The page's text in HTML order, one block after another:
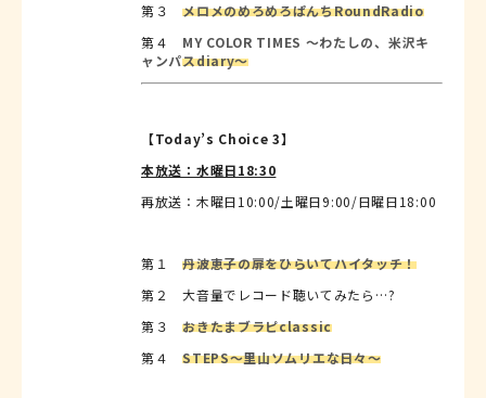
第３メロメのめろめろぱんちRoundRadio
第４ MY COLOR TIMES ～わたしの、米沢キ
ャンパスdiary～
【Today’s Choice 3】
本放送：水曜日18:30
再放送：木曜日10:00/土曜日9:00/日曜日18:00
第１丹波恵子の扉をひらいてハイタッチ！
第２ 大音量でレコード聴いてみたら…?
第３おきたまブラピclassic
第４STEPS～里山ソムリエな日々～